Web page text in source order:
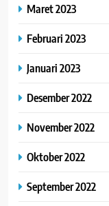
Maret 2023
Februari 2023
Januari 2023
Desember 2022
November 2022
Oktober 2022
September 2022